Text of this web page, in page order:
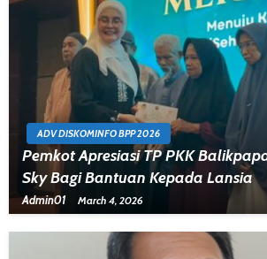
ADV DISKOMINFO BPP 2026
Pemkot Apresiasi TP PKK
Sky Bagi Bantuan Kepada Lansia
Admin01 March 4, 2026